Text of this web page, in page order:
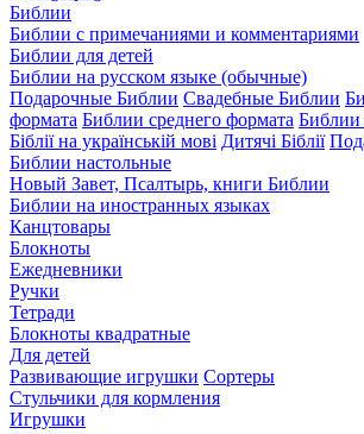
Библии
Библии с примечаниями и комментариями
Библии для детей
Библии на русском языке (обычные)
Подарочные Библии Свадебные Библии
формата Библии среднего формата Библии
Біблії на українській мові Дитячі Біблії
Библии настольные
Новый Завет, Псалтырь, книги Библии
Библии на иностранных языках
Канцтовары
Блокноты
Ежедневники
Ручки
Тетради
Блокноты квадратные
Для детей
Развивающие игрушки Сортеры
Стульчики для кормления
Игрушки